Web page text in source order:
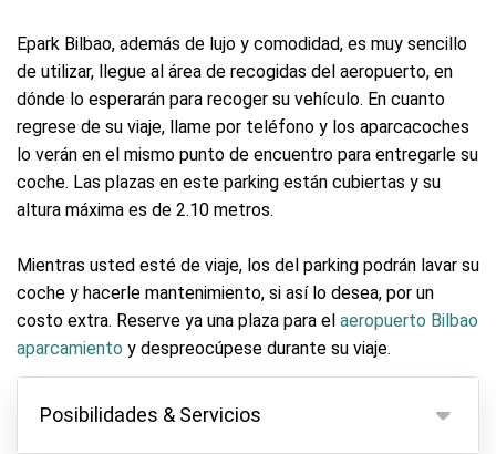
Epark Bilbao, además de lujo y comodidad, es muy sencillo
de utilizar, llegue al área de recogidas del aeropuerto, en
dónde lo esperarán para recoger su vehículo. En cuanto
regrese de su viaje, llame por teléfono y los aparcacoches
lo verán en el mismo punto de encuentro para entregarle su
coche. Las plazas en este parking están cubiertas y su
altura máxima es de 2.10 metros.
Mientras usted esté de viaje, los del parking podrán lavar su
coche y hacerle mantenimiento, si así lo desea, por un
costo extra. Reserve ya una plaza para el aeropuerto Bilbao
aparcamiento y despreocúpese durante su viaje.
Posibilidades & Servicios